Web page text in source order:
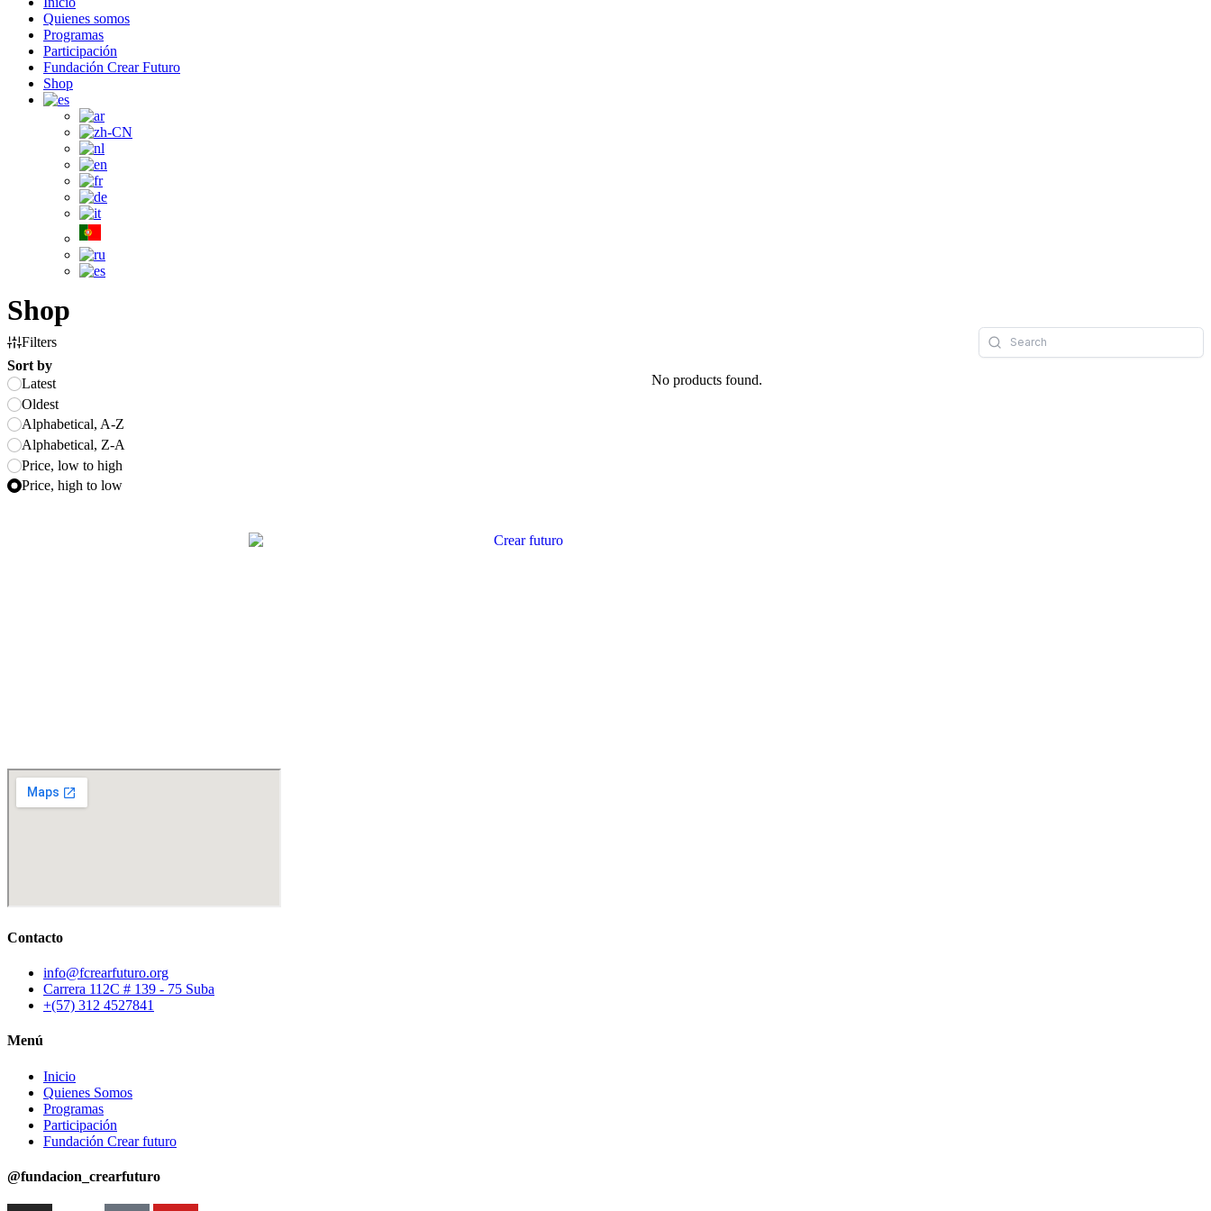
Quienes somos
Programas
Participación
Fundación Crear Futuro
Shop
Shop
Filters
Sort by
Latest
Oldest
Alphabetical, A-Z
Alphabetical, Z-A
Price, low to high
Price, high to low
No products found.
Contacto
info@fcrearfuturo.org
Carrera 112C # 139 - 75 Suba
+(57) 312 4527841
Menú
Inicio
Quienes Somos
Programas
Participación
Fundación Crear futuro
@fundacion_crearfuturo